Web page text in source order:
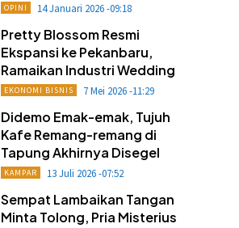
OPINI 14 Januari 2026 -09:18
Pretty Blossom Resmi
Ekspansi ke Pekanbaru,
Ramaikan Industri Wedding
EKONOMI BISNIS 7 Mei 2026 -11:29
Didemo Emak-emak, Tujuh
Kafe Remang-remang di
Tapung Akhirnya Disegel
KAMPAR 13 Juli 2026 -07:52
Sempat Lambaikan Tangan
Minta Tolong, Pria Misterius